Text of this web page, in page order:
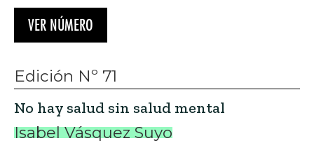
VER NÚMERO
Edición Nº 71
No hay salud sin salud mental
Isabel Vásquez Suyo